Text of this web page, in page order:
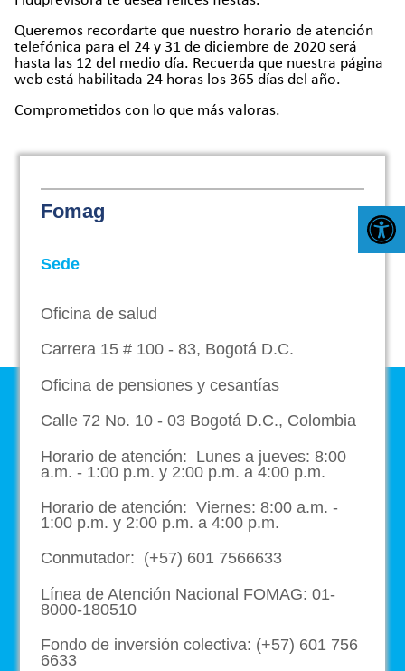
Queremos recordarte que nuestro horario de atención
telefónica para el 24 y 31 de diciembre de 2020 será
hasta las 12 del medio día. Recuerda que nuestra página
web está habilitada 24 horas los 365 días del año.
Comprometidos con lo que más valoras.
Fomag
Sede
Oficina de salud
Carrera 15 # 100 - 83, Bogotá D.C.
Oficina de pensiones y cesantías
Calle 72 No. 10 - 03 Bogotá D.C., Colombia
Horario de atención: Lunes a jueves: 8:00
a.m. - 1:00 p.m. y 2:00 p.m. a 4:00 p.m.
Horario de atención: Viernes: 8:00 a.m. -
1:00 p.m. y 2:00 p.m. a 4:00 p.m.
Conmutador: (+57) 601 7566633
Línea de Atención Nacional FOMAG: 01-
8000-180510
Fondo de inversión colectiva: (+57) 601 756
6633